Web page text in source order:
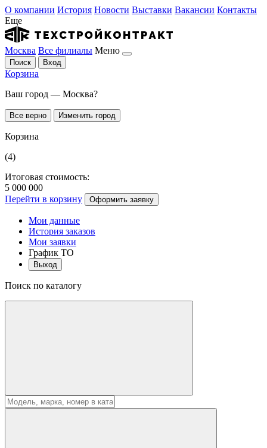
О компании История Новости Выставки Вакансии Контакты
Еще
Москва Все филиалы Меню
Поиск Вход
Корзина
Ваш город — Москва?
Все верно Изменить город
Корзина
(4)
Итоговая стоимость:
5 000 000
Перейти в корзину
Оформить заявку
Мои данные
История заказов
Мои заявки
График ТО
Выход
Поиск по каталогу